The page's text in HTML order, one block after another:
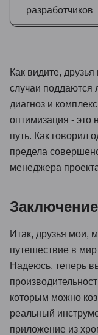
разработчиков
Как видите,
случаи поддаются
диагноз и
оптимизация - это
путь. Как говорил
предела
менеджера
Заключение
Итак, друзья мои,
путешествие в
Надеюсь, теперь
которым можно
реальный
приложение из